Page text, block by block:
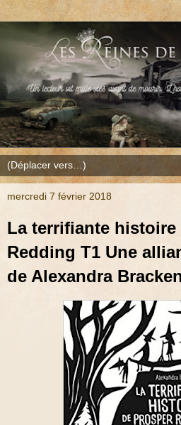
mercredi 7 février 2018
La terrifiante histoire
Redding T1 Une
de Alexandra